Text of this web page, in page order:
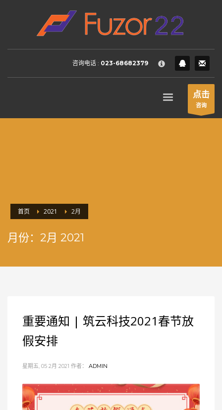
HOW TO SHOP
Login or create new account.
2 Review your order.
FREEshipment
If you still have problems, please let us know, by sending an
SHOWROOM HOURS
咨询电话 : 023-68682379
点击
咨询
首页 2021 2月
月份：2月 2021
重要通知 | 筑云科技2021春节放
假安排
星期五, 05 2月 2021 作者： ADMIN